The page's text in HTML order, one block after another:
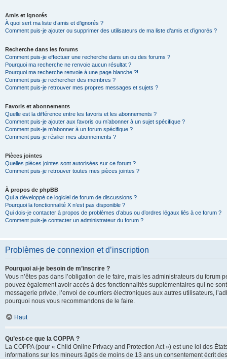
Amis et ignorés
À quoi sert ma liste d’amis et d’ignorés ?
Comment puis-je ajouter ou supprimer des utilisateurs de ma liste d’amis et d’ignorés ?
Recherche dans les forums
Comment puis-je effectuer une recherche dans un ou des forums ?
Pourquoi ma recherche ne renvoie aucun résultat ?
Pourquoi ma recherche renvoie à une page blanche ?!
Comment puis-je rechercher des membres ?
Comment puis-je retrouver mes propres messages et sujets ?
Favoris et abonnements
Quelle est la différence entre les favoris et les abonnements ?
Comment puis-je ajouter aux favoris ou m’abonner à un sujet spécifique ?
Comment puis-je m’abonner à un forum spécifique ?
Comment puis-je résilier mes abonnements ?
Pièces jointes
Quelles pièces jointes sont autorisées sur ce forum ?
Comment puis-je retrouver toutes mes pièces jointes ?
À propos de phpBB
Qui a développé ce logiciel de forum de discussions ?
Pourquoi la fonctionnalité X n’est pas disponible ?
Qui dois-je contacter à propos de problèmes d’abus ou d’ordres légaux liés à ce forum ?
Comment puis-je contacter un administrateur du forum ?
Problèmes de connexion et d’inscription
Pourquoi ai-je besoin de m’inscrire ?
Vous n’êtes pas dans l’obligation de le faire, mais les administrateurs du
pouvez également avoir accès à des fonctionnalités supplémentaires qui ne
messagerie privée, l’envoi de courriers électroniques aux autres utilisateurs,
pourquoi nous vous recommandons de le faire.
Haut
Qu’est-ce que la COPPA ?
La COPPA (pour « Child Online Privacy and Protection Act ») est une loi des
informations sur les mineurs âgés de moins de 13 ans un consentement écrit